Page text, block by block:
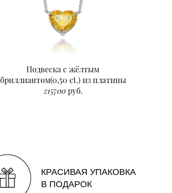
Подвеска с жёлтым
бриллиантом(0,50 ct.) из платины
215700руб.
КРАСИВАЯ УПАКОВКА
В ПОДАРОК